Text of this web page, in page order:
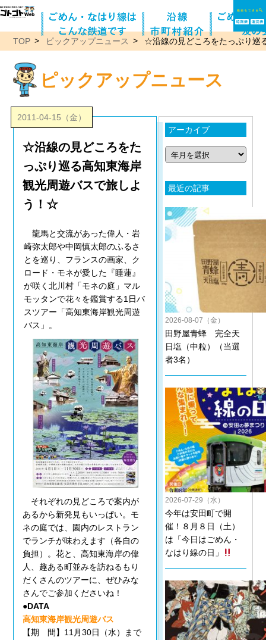
TOP ピックアップニュース ☆沿線の見どころをたっぷり巡
ピックアップニュース
2011-04-15（金）
☆沿線の見どころをた
っぷり巡る高知東海岸
観光周遊バスで旅しよ
う！☆
龍馬と交流があった偉人・岩
崎弥太郎や中岡慎太郎のふるさ
とを巡り、フランスの画家、ク
ロード・モネが愛した『睡蓮』
が咲く北川村「モネの庭」マル
モッタンで花々を鑑賞する1日バ
スツアー「高知東海岸観光周遊
バス」。
それぞれの見どころで案内が
あるから新発見もいっぱい。モ
ネの庭では、園内のレストラン
でランチが味わえます（各自の
負担）。花と、高知東海岸の偉
人、趣ある町並みを訪ねるもり
だくさんのツアーに、ぜひみな
さんでご参加くださいね！
●DATA
高知東海岸観光周遊バス
【期 間】11月30日（水）まで
アーカイブ
最近の記事
2026-08-07（金）
田野屋青蜂 完全天
日塩（中粒）（当選
者3名）
2026-07-29（水）
今年は安田町で開
催！８月８日（土）
は「今日はごめん・
なはり線の日」